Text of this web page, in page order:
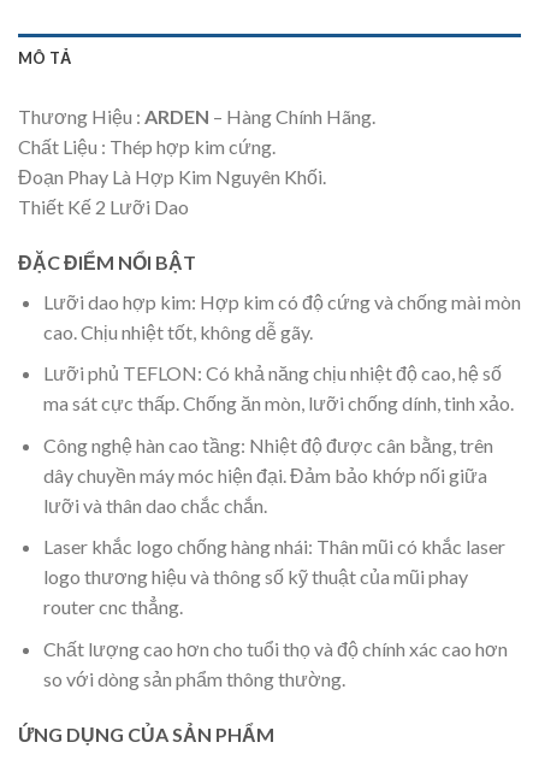
MÔ TẢ
Thương Hiệu : ARDEN – Hàng Chính Hãng.
Chất Liệu : Thép hợp kim cứng.
Đoạn Phay Là Hợp Kim Nguyên Khối.
Thiết Kế 2 Lưỡi Dao
ĐẶC ĐIỂM NỔI BẬT
Lưỡi dao hợp kim: Hợp kim có độ cứng và chống mài mòn
cao. Chịu nhiệt tốt, không dễ gãy.
Lưỡi phủ TEFLON: Có khả năng chịu nhiệt độ cao, hệ số
ma sát cực thấp. Chống ăn mòn, lưỡi chống dính, tinh xảo.
Công nghệ hàn cao tầng: Nhiệt độ được cân bằng, trên
dây chuyền máy móc hiện đại. Đảm bảo khớp nối giữa
lưỡi và thân dao chắc chắn.
Laser khắc logo chống hàng nhái: Thân mũi có khắc laser
logo thương hiệu và thông số kỹ thuật của mũi phay
router cnc thẳng.
Chất lượng cao hơn cho tuổi thọ và độ chính xác cao hơn
so với dòng sản phẩm thông thường.
ỨNG DỤNG CỦA SẢN PHẨM